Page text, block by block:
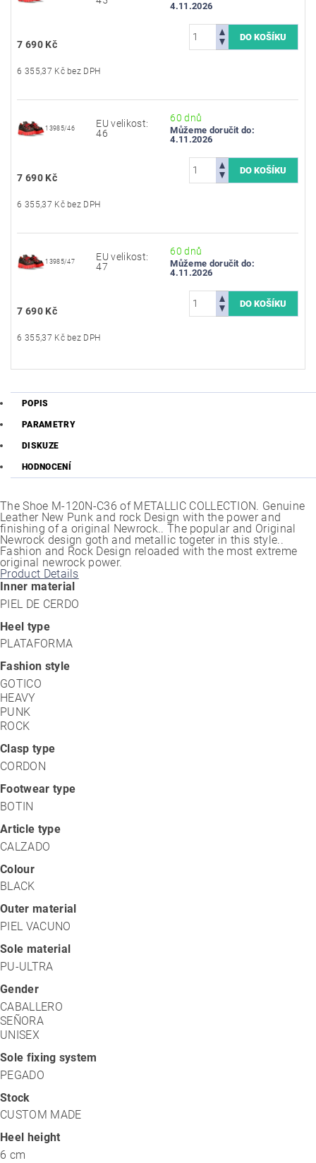
4.11.2026
7 690 Kč
6 355,37 Kč bez DPH
13985/46
EU velikost:
46
60 dnů
Můžeme doručit do:
4.11.2026
7 690 Kč
6 355,37 Kč bez DPH
13985/47
EU velikost:
47
60 dnů
Můžeme doručit do:
4.11.2026
7 690 Kč
6 355,37 Kč bez DPH
POPIS
PARAMETRY
DISKUZE
HODNOCENÍ
The Shoe M-120N-C36 of METALLIC COLLECTION. Genuine
Leather New Punk and rock Design with the power and
finishing of a original Newrock.. The popular and Original
Newrock design goth and metallic togeter in this style..
Fashion and Rock Design reloaded with the most extreme
original newrock power.
Product Details
Inner material
PIEL DE CERDO
Heel type
PLATAFORMA
Fashion style
GOTICO
HEAVY
PUNK
ROCK
Clasp type
CORDON
Footwear type
BOTIN
Article type
CALZADO
Colour
BLACK
Outer material
PIEL VACUNO
Sole material
PU-ULTRA
Gender
CABALLERO
SEÑORA
UNISEX
Sole fixing system
PEGADO
Stock
CUSTOM MADE
Heel height
6 cm